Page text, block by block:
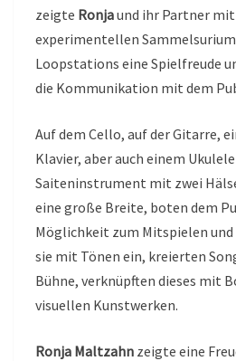
zeigte Ronjaund ihr Partner
experimentellen
Loopstations eine Spielfreude
die Kommunikation mit dem
Auf dem Cello, auf der Gitarre,
Klavier, aber auch einem
Saiteninstrument mit zwei
eine große Breite, boten dem
Möglichkeit zum Mitspielen
sie mit Tönen ein, kreierten
Bühne, verknüpften dieses mit
visuellen Kunstwerken.
Ronja Maltzahn zeigte eine